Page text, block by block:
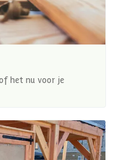
het nu voor je